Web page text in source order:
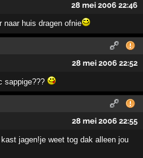
28 mei 2006 22:46
huis dragen ofnie
28 mei 2006 22:52
sappige???
28 mei 2006 22:55
jagen!je weet tog dak alleen jou